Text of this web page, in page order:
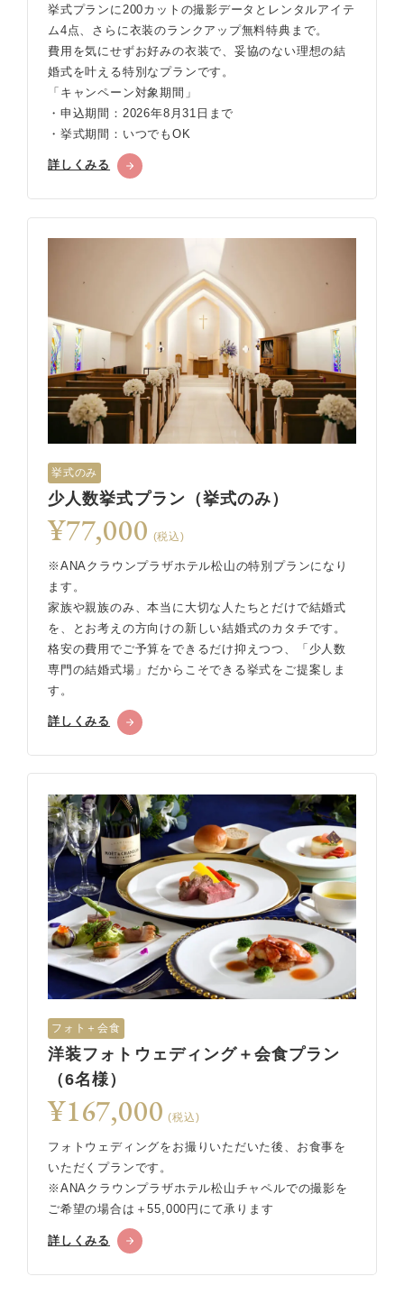
挙式プランに200カットの撮影データとレンタルアイテ
ム4点、さらに衣装のランクアップ無料特典まで。
費用を気にせずお好みの衣装で、妥協のない理想の結
婚式を叶える特別なプランです。
「キャンペーン対象期間」
・申込期間：2026年8月31日まで
・挙式期間：いつでもOK
詳しくみる
挙式のみ
少人数挙式プラン（挙式のみ）
¥77,000 (税込)
※ANAクラウンプラザホテル松山の特別プランになり
ます。
家族や親族のみ、本当に大切な人たちとだけで結婚式
を、とお考えの方向けの新しい結婚式のカタチです。
格安の費用でご予算をできるだけ抑えつつ、「少人数
専門の結婚式場」だからこそできる挙式をご提案しま
す。
詳しくみる
フォト＋会食
洋装フォトウェディング＋会食プラン
（6名様）
¥167,000 (税込)
フォトウェディングをお撮りいただいた後、お食事を
いただくプランです。
※ANAクラウンプラザホテル松山チャペルでの撮影を
ご希望の場合は＋55,000円にて承ります
詳しくみる